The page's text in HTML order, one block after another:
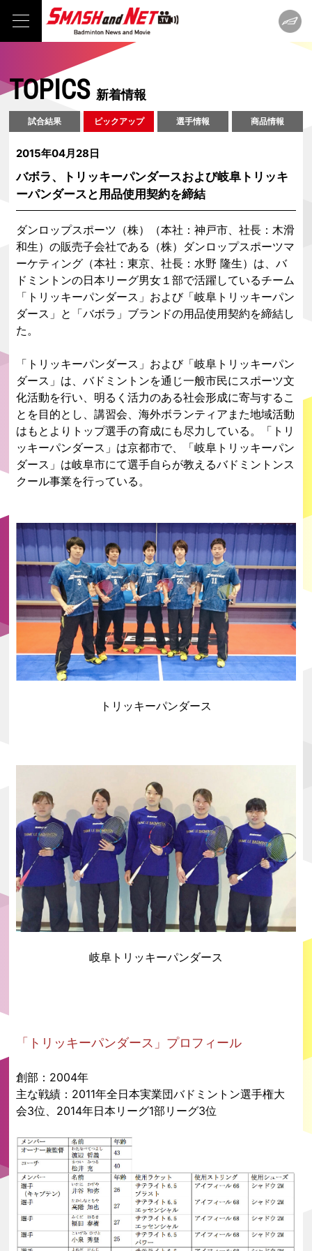
TOPICS新着情報
試合結果 ピックアップ 選手情報 商品情報
2015年04月28日
バボラ、トリッキーパンダースおよび岐阜トリッキ
ーパンダースと用品使用契約を締結
ダンロップスポーツ（株）（本社：神戸市、社長：木滑
和生）の販売子会社である（株）ダンロップスポーツマ
ーケティング（本社：東京、社長：水野 隆生）は、バ
ドミントンの日本リーグ男女１部で活躍しているチーム
「トリッキーパンダース」および「岐阜トリッキーパン
ダース」と「バボラ」ブランドの用品使用契約を締結し
た。
「トリッキーパンダース」および「岐阜トリッキーパン
ダース」は、バドミントンを通じ一般市民にスポーツ文
化活動を行い、明るく活力のある社会形成に寄与するこ
とを目的とし、講習会、海外ボランティアまた地域活動
はもとよりトップ選手の育成にも尽力している。「トリ
ッキーパンダース」は京都市で、「岐阜トリッキーパン
ダース」は岐阜市にて選手自らが教えるバドミントンス
クール事業を行っている。
トリッキーパンダース
岐阜トリッキーパンダース
「トリッキーパンダース」プロフィール
創部：2004年
主な戦績：2011年全日本実業団バドミントン選手権大
会3位、2014年日本リーグ1部リーグ3位